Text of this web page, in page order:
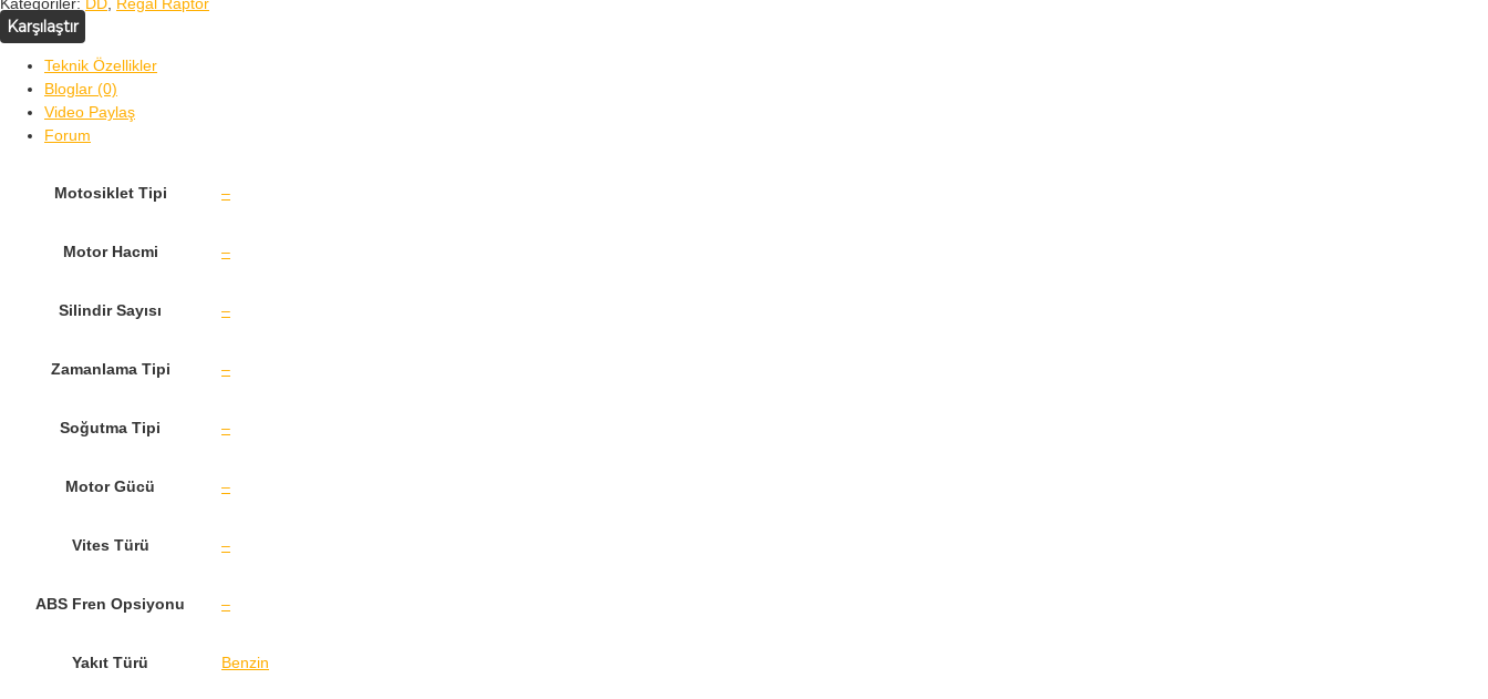
Karşılaştır
Teknik Özellikler
Bloglar (0)
Video Paylaş
Forum
Motosiklet Tipi –
Motor Hacmi –
Silindir Sayısı –
Zamanlama Tipi –
Soğutma Tipi –
Motor Gücü –
Vites Türü –
ABS Fren Opsiyonu –
Yakıt Türü Benzin